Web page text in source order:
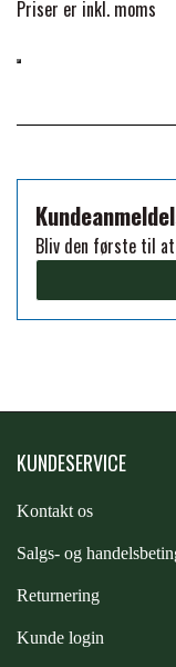
PREMIER
Priser er inkl. moms
Bliv den første til at
KUNDESERVICE
Kontakt os
Salgs- og
Returnering
Kunde login